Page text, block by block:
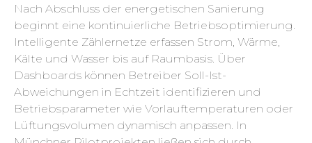
Nach Abschluss der energetischen Sanierung
beginnt eine kontinuierliche Betriebsoptimierung.
Intelligente Zählernetze erfassen Strom, Wärme,
Kälte und Wasser bis auf Raumbasis. Über
Dashboards können Betreiber Soll-Ist-
Abweichungen in Echtzeit identifizieren und
Betriebsparameter wie Vorlauftemperaturen oder
Lüftungsvolumen dynamisch anpassen. In